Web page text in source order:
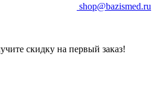
shop@bazismed.ru
скидку на первый заказ!